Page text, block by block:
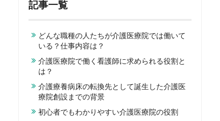
記事一覧
どんな職種の人たちが介護医療院では働いて
いる？仕事内容は？
介護医療院で働く看護師に求められる役割と
は？
介護療養病床の転換先として誕生した介護医
療院創設までの背景
初心者でもわかりやすい介護医療院の役割